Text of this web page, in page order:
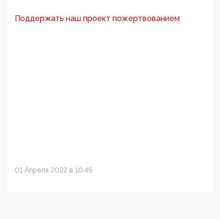
Поддержать наш проект пожертвованием
01 Апреля 2022 в 10:45